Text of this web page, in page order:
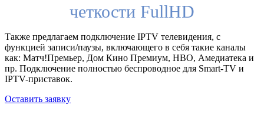
четкости FullHD
Также предлагаем подключение IPTV телевидения, с
функцией записи/паузы, включающего в себя такие каналы
как: Матч!Премьер, Дом Кино Премиум, HBO, Амедиатека и
пр. Подключение полностью беспроводное для Smart-TV и
IPTV-приставок.
Оставить заявку